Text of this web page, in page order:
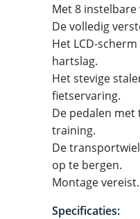
Met 8
De volledig
Het LCD-
hartslag.
Het stevige
fietservaring.
De pedalen
training.
De
op te bergen.
Montage vereist.
Specificaties: